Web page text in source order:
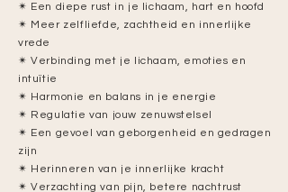
✴︎ Een diepe rust in je lichaam, hart en hoofd
✴︎ Meer zelfliefde, zachtheid en innerlijke
vrede
✴︎Verbinding met je lichaam, emoties en
intuïtie
✴︎ Harmonie en balans in je energie
✴︎ Regulatie van jouw zenuwstelsel
✴︎ Een gevoel van geborgenheid en gedragen
zijn
✴︎ Herinneren van je innerlijke kracht
✴︎Verzachting van pijn, betere nachtrust